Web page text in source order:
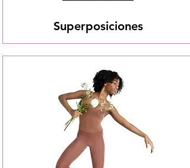
Superposiciones